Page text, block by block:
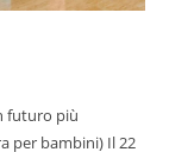
futuro più
bambini) Il 22